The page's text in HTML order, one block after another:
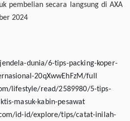
pembelian secara langsung di AXA
2024
dunia/6-tips-packing-koper-
20qXwwEhFzM/full
lifestyle/read/2589980/5-tips-
masuk-kabin-pesawat
id-id/explore/tips/catat-inilah-